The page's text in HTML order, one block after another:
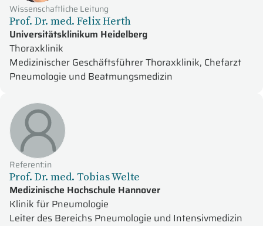
Wissenschaftliche Leitung
Prof. Dr. med. Felix Herth
Universitätsklinikum Heidelberg
Thoraxklinik
Medizinischer Geschäftsführer Thoraxklinik, Chefarzt
Pneumologie und Beatmungsmedizin
Referent:in
Prof. Dr. med. Tobias Welte
Medizinische Hochschule Hannover
Klinik für Pneumologie
Leiter des Bereichs Pneumologie und Intensivmedizin